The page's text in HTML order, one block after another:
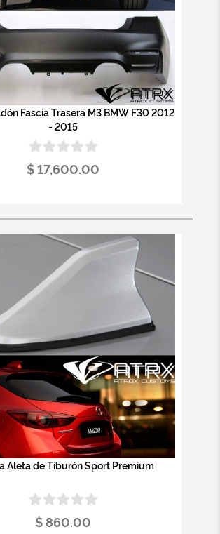
Fascia Trasera M3 BMW F30 2012
- 2015
$ 17,600.00
Aleta de Tiburón Sport Premium
$ 860.00